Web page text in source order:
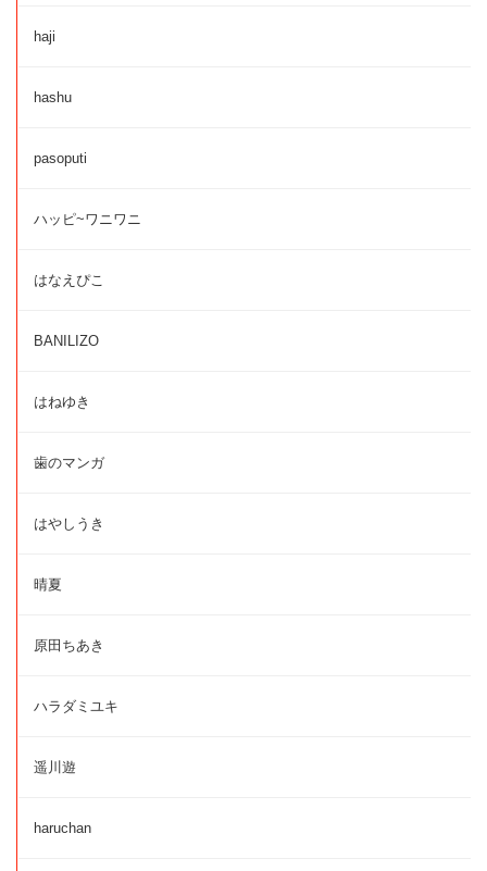
haji
hashu
pasoputi
ハッピ~ワニワニ
はなえぴこ
BANILIZO
はねゆき
歯のマンガ
はやしうき
晴夏
原田ちあき
ハラダミユキ
遥川遊
haruchan